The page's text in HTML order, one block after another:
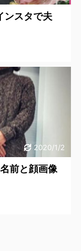
ンスタで夫
2020/1/2
前と顔画像